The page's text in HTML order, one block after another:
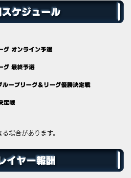
スケジュール
グ オンライン予選
グ 最終予選
ループリーグ＆リーグ優勝決定戦
定戦
場合があります。
イヤー報酬